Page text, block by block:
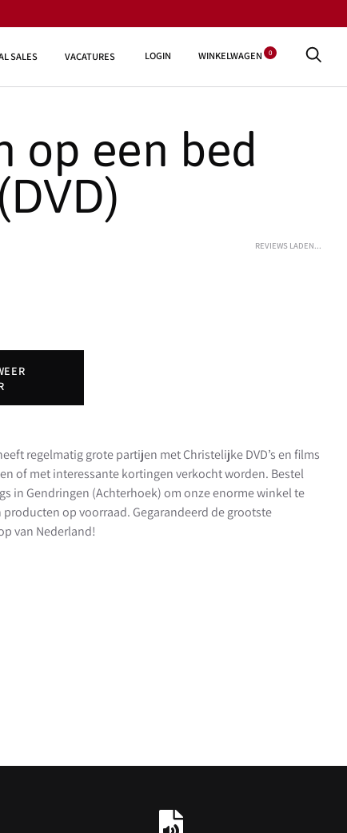
SALES VACATURES LOGIN WINKELWAGEN 0
op een bed
REVIEWS LADEN...
regelmatig grote partijen met Christelijke DVD’s en films
of met interessante kortingen verkocht worden. Bestel
in Gendringen (Achterhoek) om onze enorme winkel te
op voorraad. Gegarandeerd de grootste
van Nederland!